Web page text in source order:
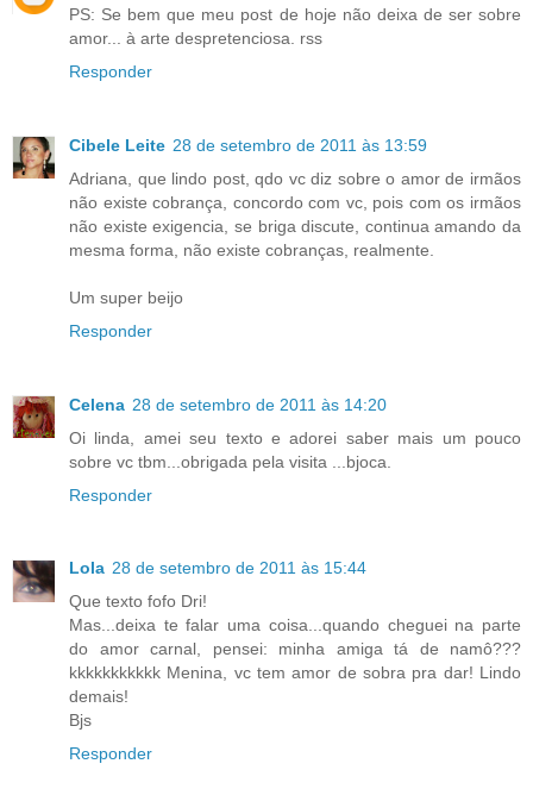
PS: Se bem que meu post de hoje não deixa de ser sobre
amor... à arte despretenciosa. rss
Responder
Cibele Leite 28 de setembro de 2011 às 13:59
Adriana, que lindo post, qdo vc diz sobre o amor de irmãos
não existe cobrança, concordo com vc, pois com os irmãos
não existe exigencia, se briga discute, continua amando da
mesma forma, não existe cobranças, realmente.
Um super beijo
Responder
Celena 28 de setembro de 2011 às 14:20
Oi linda, amei seu texto e adorei saber mais um pouco
sobre vc tbm...obrigada pela visita ...bjoca.
Responder
Lola 28 de setembro de 2011 às 15:44
Que texto fofo Dri!
Mas...deixa te falar uma coisa...quando cheguei na parte
do amor carnal, pensei: minha amiga tá de namô???
kkkkkkkkkkk Menina, vc tem amor de sobra pra dar! Lindo
demais!
Bjs
Responder